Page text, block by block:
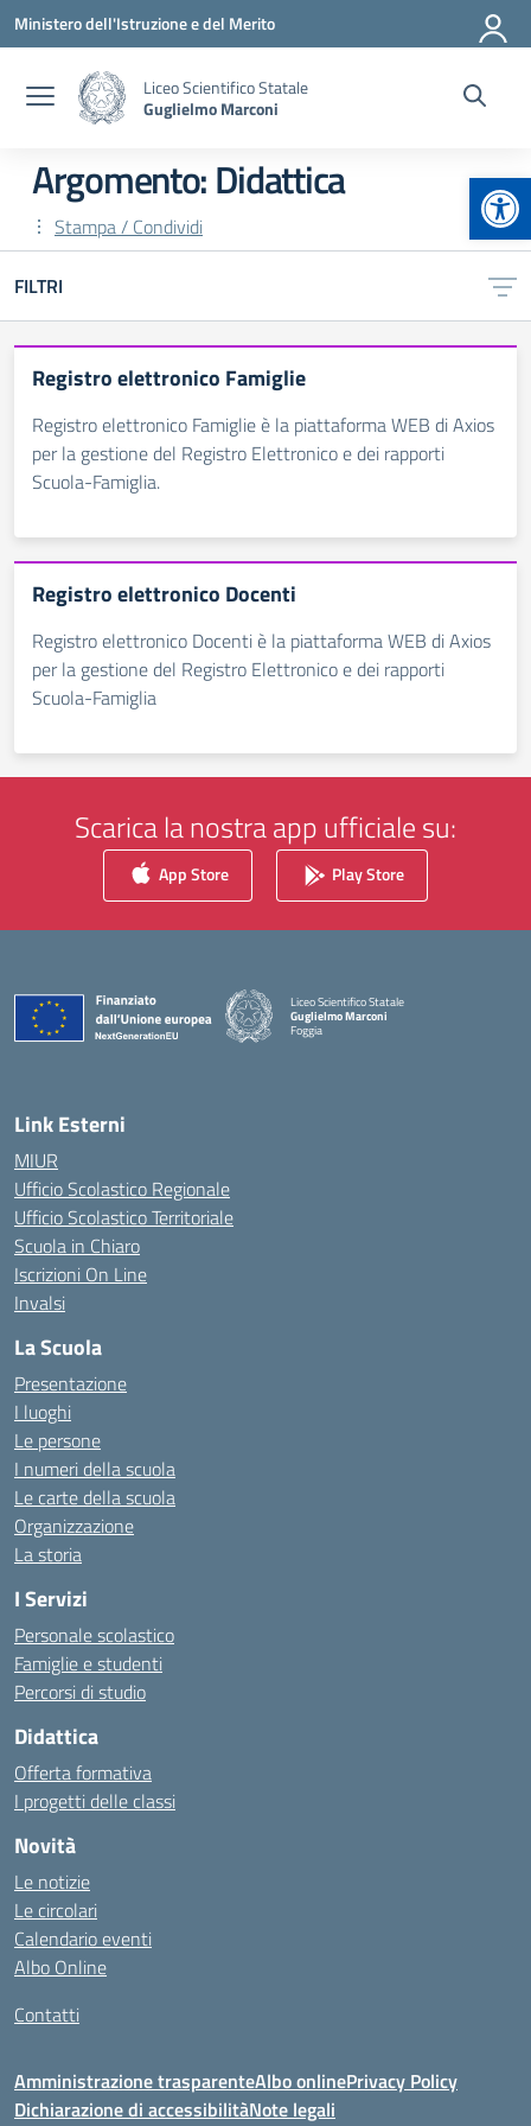
Vai ai contenuti
Vai al menu di navigazione
Vai al footer
Ministero dell'Istruzione e del Merito
Liceo Scientifico Statale
Guglielmo Marconi
Argomento: Didattica
Stampa / Condividi
FILTRI
Registro elettronico Famiglie
Registro elettronico Famiglie è la piattaforma WEB di Axios
per la gestione del Registro Elettronico e dei rapporti
Scuola-Famiglia.
Registro elettronico Docenti
Registro elettronico Docenti è la piattaforma WEB di Axios
per la gestione del Registro Elettronico e dei rapporti
Scuola-Famiglia
Scarica la nostra app ufficiale su:
App Store Play Store
Liceo Scientifico Statale
Guglielmo Marconi
Foggia
— Visita la pagina iniziale della scuola
Link Esterni
MIUR
Ufficio Scolastico Regionale
Ufficio Scolastico Territoriale
Scuola in Chiaro
Iscrizioni On Line
Invalsi
La Scuola
Presentazione
I luoghi
Le persone
I numeri della scuola
Le carte della scuola
Organizzazione
La storia
I Servizi
Personale scolastico
Famiglie e studenti
Percorsi di studio
Didattica
Offerta formativa
I progetti delle classi
Novità
Le notizie
Le circolari
Calendario eventi
Albo Online
Contatti
Amministrazione trasparenteAlbo onlinePrivacy Policy
Dichiarazione di accessibilitàNote legali